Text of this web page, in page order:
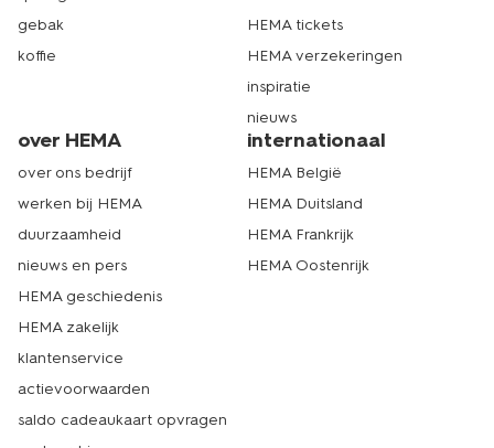
gebak
koffie
HEMA tickets
HEMA verzekeringen
inspiratie
nieuws
over HEMA
over ons bedrijf
werken bij HEMA
duurzaamheid
nieuws en pers
HEMA geschiedenis
HEMA zakelijk
klantenservice
actievoorwaarden
saldo cadeaukaart opvragen
internationaal
HEMA België
HEMA Duitsland
HEMA Frankrijk
HEMA Oostenrijk